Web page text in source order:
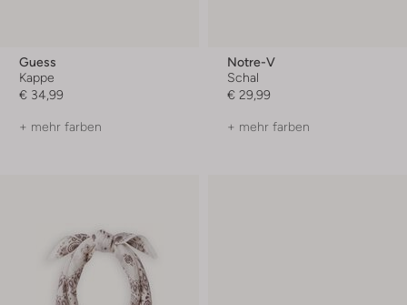
Guess
Kappe
€ 34,99
+ mehr farben
Notre-V
Schal
€ 29,99
+ mehr farben